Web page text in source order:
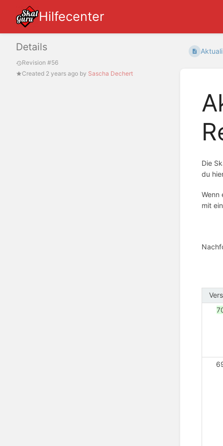
Hilfecenter
Details
Revision #56
Created 2 years ago by Sascha Dechert
Die
du
Wenn
mit